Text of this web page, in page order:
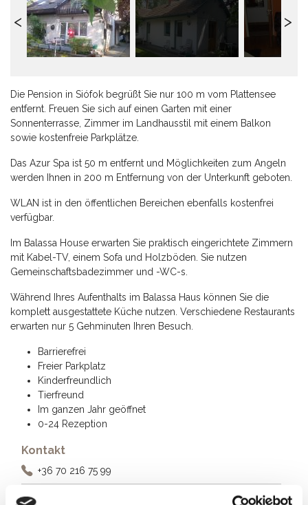
Die Pension in Siófok begrüßt Sie nur 100 m vom Plattensee
entfernt. Freuen Sie sich auf einen Garten mit einer
Sonnenterrasse, Zimmer im Landhausstil mit einem Balkon
sowie kostenfreie Parkplätze.
Das Azur Spa ist 50 m entfernt und Möglichkeiten zum Angeln
werden Ihnen in 200 m Entfernung von der Unterkunft geboten.
WLAN ist in den öffentlichen Bereichen ebenfalls kostenfrei
verfügbar.
Im Balassa House erwarten Sie praktisch eingerichtete Zimmern
mit Kabel-TV, einem Sofa und Holzböden. Sie nutzen
Gemeinschaftsbadezimmer und -WC-s.
Während Ihres Aufenthalts im Balassa Haus können Sie die
komplett ausgestattete Küche nutzen. Verschiedene Restaurants
erwarten nur 5 Gehminuten Ihren Besuch.
Barrierefrei
Freier Parkplatz
Kinderfreundlich
Tierfreund
Im ganzen Jahr geöffnet
0-24 Rezeption
Kontakt
+36 70 216 75 99
Addresse